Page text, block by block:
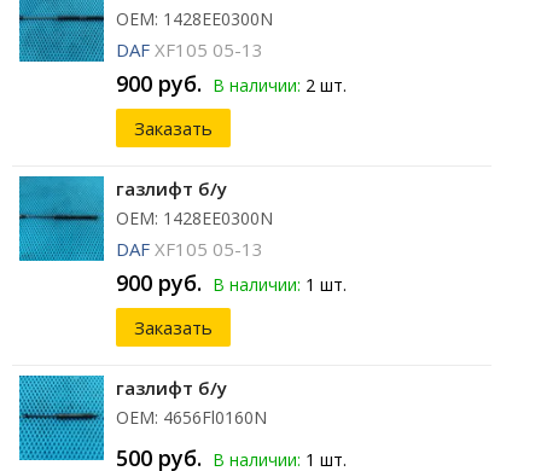
ОЕМ: 1428EE0300N
DAF XF105 05-13
900 руб. В наличии: 2 шт.
Заказать
газлифт б/у
ОЕМ: 1428EE0300N
DAF XF105 05-13
900 руб. В наличии: 1 шт.
Заказать
газлифт б/у
ОЕМ: 4656Fl0160N
500 руб. В наличии: 1 шт.